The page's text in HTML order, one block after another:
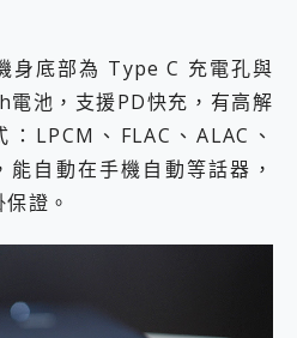
底部為 Type C 充電孔與
池，支援PD快充，有高解
LPCM、FLAC、ALAC、
自動在手機自動等話器，
證。